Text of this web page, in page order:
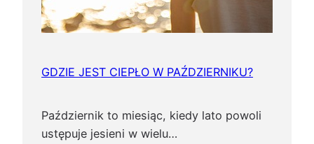
GDZIE JEST CIEPŁO W PAŹDZIERNIKU?
Październik to miesiąc, kiedy lato powoli
ustępuje jesieni w wielu…